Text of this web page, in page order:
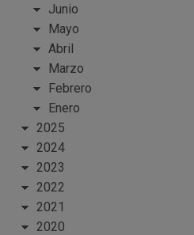
Junio
Mayo
Abril
Marzo
Febrero
Enero
2025
2024
2023
2022
2021
2020